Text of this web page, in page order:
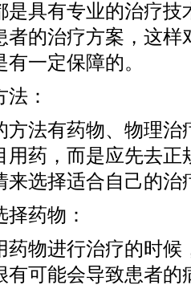
是具有专业的治疗技
者的治疗方案，这样
一定保障的。
：
方法有药物、物理
用药，而是应先去正
来选择适合自己的治
药物：
药物进行治疗的时候
有可能会导致患者的